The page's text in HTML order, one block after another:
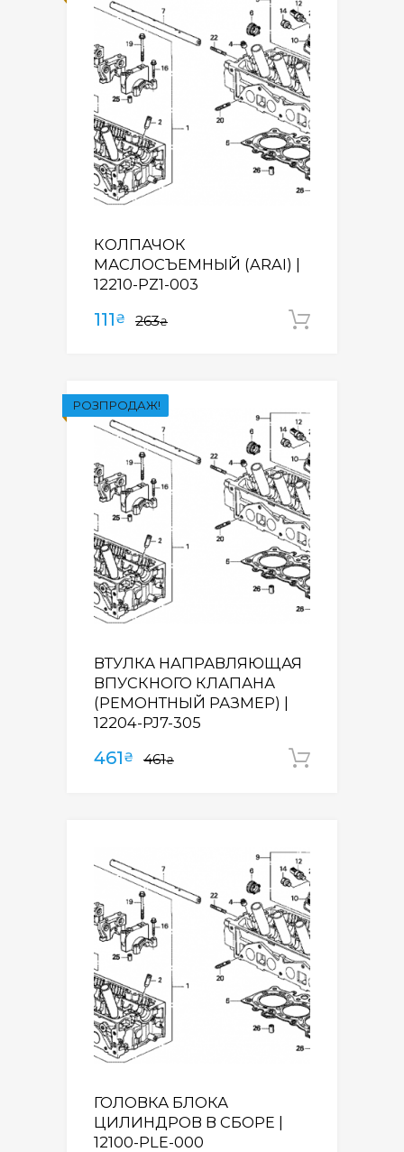
КОЛПАЧОК
МАСЛОСЪЕМНЫЙ (ARAI) |
12210-PZ1-003
263₴
111₴
РОЗПРОДАЖ!
ВТУЛКА НАПРАВЛЯЮЩАЯ
ВПУСКНОГО КЛАПАНА
(РЕМОНТНЫЙ РАЗМЕР) |
12204-PJ7-305
461₴
461₴
ГОЛОВКА БЛОКА
ЦИЛИНДРОВ В СБОРЕ |
12100-PLE-000